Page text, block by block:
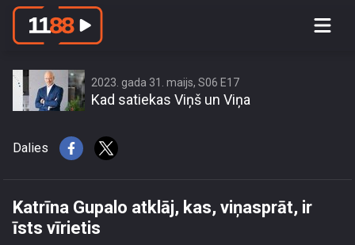
Katrīna Gupalo atklāj, kas, viņasprāt, ir
2023. gada 31. maijs, S06 E17
Kad satiekas Viņš un Viņa
Dalies
Katrīna Gupalo atklāj, kas, viņasprāt, ir
īsts vīrietis